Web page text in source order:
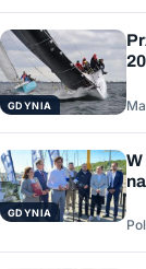
GDYNIA
GDYNIA
W